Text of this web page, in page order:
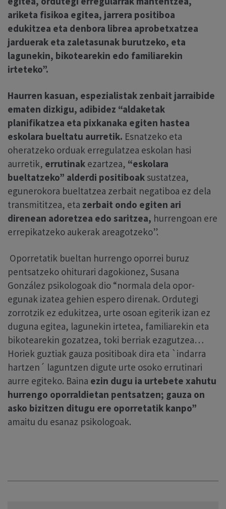
ariketa fisikoa egitea, jarrera positiboa
edukitzea eta denbora librea aprobetxatzea
jarduerak eta zaletasunak burutzeko, eta
lagunekin, bikotearekin edo familiarekin
irteteko”.
Haurren kasuan, espezialistak zenbait jarraibide
ematen dizkigu, adibidez “aldaketak
planifikatzea eta pixkanaka egiten hastea
eskolara bueltatu aurretik. Esnatzeko eta
oheratzeko orduak erregulatzea eskolan hasi
aurretik, errutinak ezartzea, “eskolara
bueltatzeko” alderdi positiboak sustatzea,
egunerokora bueltatzea zerbait negatiboa ez dela
transmititzea, eta zerbait ondo egiten ari
direnean adoretzea edo saritzea, hurrengoan ere
errepikatzeko aukerak areagotzeko”.
Oporretatik bueltan hurrengo oporrei buruz
pentsatzeko ohiturari dagokionez, Susana
González psikologoak dio “normala dela opor-
egunak izatea gehien espero direnak. Ordutegi
zorrotzik ez edukitzea, urte osoan egiterik izan ez
duguna egitea, lagunekin irtetea, familiarekin eta
bikotearekin gozatzea, toki berriak ezagutzea…
Horiek guztiak gauza positiboak dira eta `indarra
hartzen´ laguntzen digute urte osoko errutinari
aurre egiteko. Baina ezin dugu ia urtebete xahutu
hurrengo oporraldietan pentsatzen; gauza on
asko bizitzen ditugu ere oporretatik kanpo”
amaitu du esanaz psikologoak.